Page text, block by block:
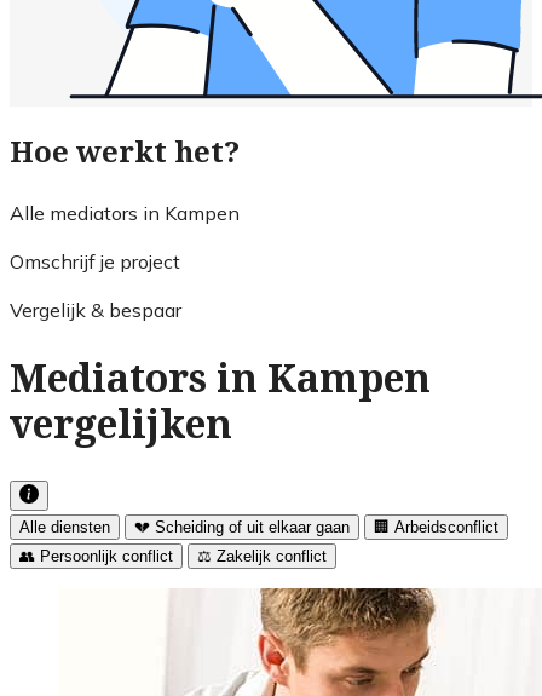
Hoe werkt het?
Alle mediators in Kampen
Omschrijf je project
Vergelijk & bespaar
Mediators in Kampen
vergelijken
Alle diensten 💔 Scheiding of uit elkaar gaan
🏢 Arbeidsconflict
👥 Persoonlijk conflict
⚖️ Zakelijk conflict